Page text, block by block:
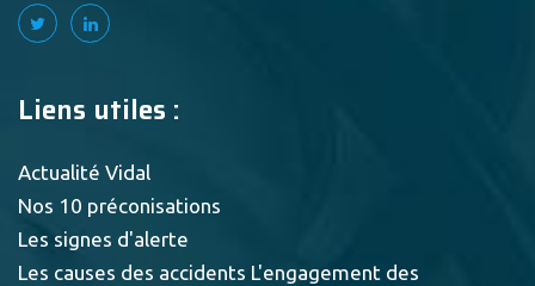
Liens utiles :
Actualité Vidal
Nos 10 préconisations
Les signes d'alerte
Les causes des accidents L'engagement des